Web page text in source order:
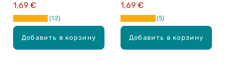
Добавить в корзину
1,69 €
12
Добавить в корзину
1,69 €
5